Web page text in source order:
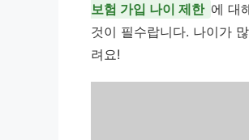
보험 가입 나이 제한 에 대
것이 필수랍니다. 나이가
려요!